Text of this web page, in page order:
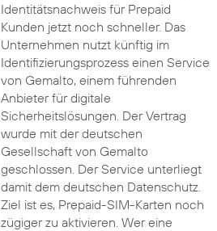
Identitätsnachweis für Prepaid
Kunden jetzt noch schneller. Das
Unternehmen nutzt künftig im
Identifizierungsprozess einen Service
von Gemalto, einem führenden
Anbieter für digitale
Sicherheitslösungen. Der Vertrag
wurde mit der deutschen
Gesellschaft von Gemalto
geschlossen. Der Service unterliegt
damit dem deutschen Datenschutz.
Ziel ist es, Prepaid-SIM-Karten noch
zügiger zu aktivieren. Wer eine